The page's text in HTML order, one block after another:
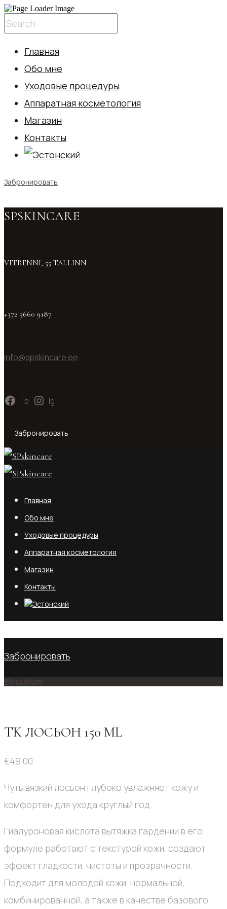
Главная
Обо мне
Уходовые процедуры
Аппаратная косметология
Магазин
Контакты
Забронировать
SPSKINCARE
VEERENNI, 55 TALLINN
+372 5660 9187
info@spskincare.ee
Fb Ig
Забронировать
Главная
Обо мне
Уходовые процедуры
Аппаратная косметология
Магазин
Контакты
Забронировать
Beautium
TK ЛОСЬОН 150 ML
€49.00
Чуть вязкий лосьон глубоко увлажняет кожу и
комфортен для ухода круглый год.
Гиалуроновая кислота вытяжка гардении в его
формуле работают с текстурой кожи, создают
эффект гладкости, чистоты и прозрачности.
Подходит для молодой кожи, нормальной,
комбинированной, а также в качестве базового